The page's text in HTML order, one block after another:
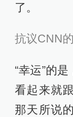
了。
抗议CNN
“幸运”的
看起来就
那天所说